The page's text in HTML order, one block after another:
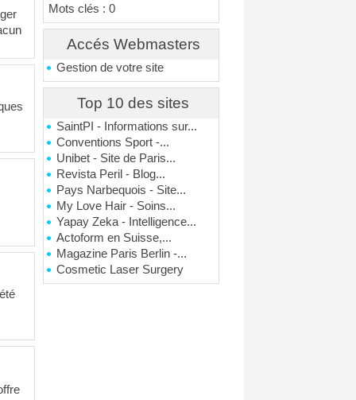
Mots clés : 0
Accés Webmasters
Gestion de votre site
Top 10 des sites
SaintPI - Informations sur...
Conventions Sport -...
Unibet - Site de Paris...
Revista Peril - Blog...
Pays Narbequois - Site...
My Love Hair - Soins...
Yapay Zeka - Intelligence...
Actoform en Suisse,...
Magazine Paris Berlin -...
Cosmetic Laser Surgery